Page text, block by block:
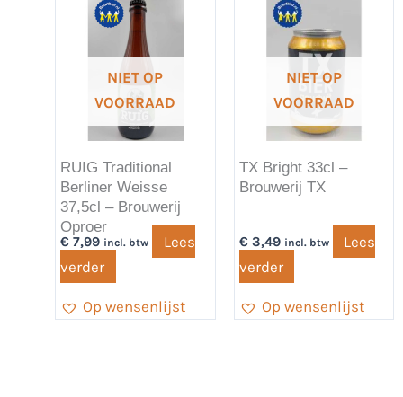
NIET OP
VOORRAAD
RUIG Traditional
Berliner Weisse
37,5cl – Brouwerij
Oproer
€ 7,99 incl. btw
Lees
verder
Op wensenlijst
NIET OP
VOORRAAD
TX Bright 33cl –
Brouwerij TX
€3,49 incl. btw
Lees
verder
Op wensenlijst